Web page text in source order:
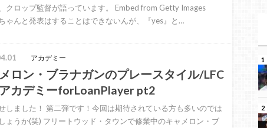
クロップ監督が語っています。 Embed from Getty Images
ゃんと発表はすることはできないんが、『yes』と…
アカデミー
ロン・ブラナガンのプレースタイル/LFC
カデミーforLoanPlayer pt2
しました！ 第二弾です！今回は期待されている方も多いのでは
ょうか(笑) フリートウッド・タウンで修業中のキャメロン・ブ